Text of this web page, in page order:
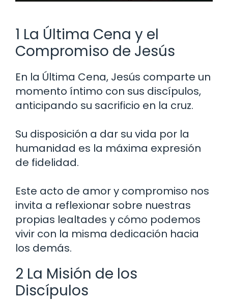
1 La Última Cena y el
Compromiso de Jesús
En la Última Cena, Jesús comparte un
momento íntimo con sus discípulos,
anticipando su sacrificio en la cruz.
Su disposición a dar su vida por la
humanidad es la máxima expresión
de fidelidad.
Este acto de amor y compromiso nos
invita a reflexionar sobre nuestras
propias lealtades y cómo podemos
vivir con la misma dedicación hacia
los demás.
2 La Misión de los
Discípulos